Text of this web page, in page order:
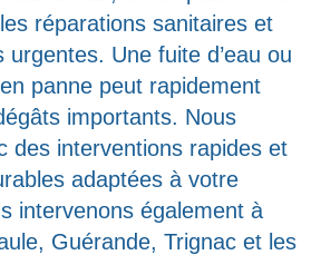
réparations sanitaires et
urgentes. Une fuite d’eau ou
panne peut rapidement
importants. Nous
des interventions rapides et
adaptées à votre
intervenons également à
Guérande, Trignac et les